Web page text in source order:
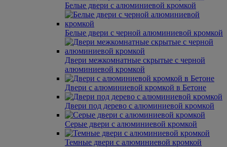
Белые двери с алюминиевой кромкой
Белые двери с черной алюминиевой кромкой
Двери межкомнатные скрытые с черной
алюминиевой кромкой
Двери с алюминиевой кромкой в Бетоне
Двери под дерево с алюминиевой кромкой
Серые двери с алюминиевой кромкой
Темные двери с алюминиевой кромкой